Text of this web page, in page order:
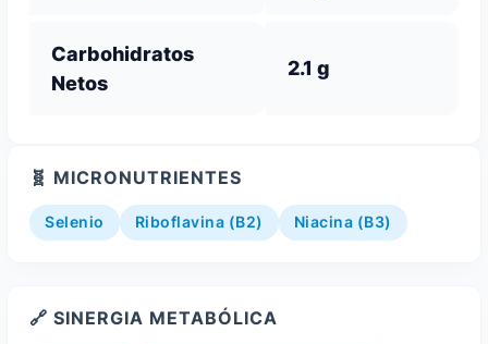
Carbohidratos
Netos
2.1 g
🧬 MICRONUTRIENTES
Selenio Riboflavina (B2) Niacina (B3)
🔗 SINERGIA METABÓLICA